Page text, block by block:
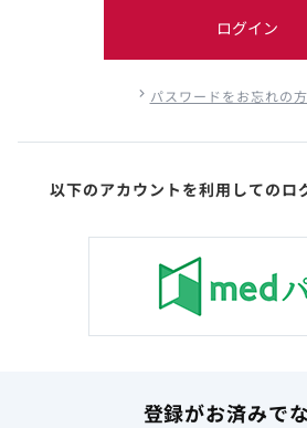
ログイン
パスワードをお忘れの
以下のアカウントを利用してのロ
登録がお済みで